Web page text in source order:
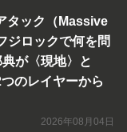
タック（Massive
ジロックで何を問
が〈現地〉と
つのレイヤーから
2026年08月04日